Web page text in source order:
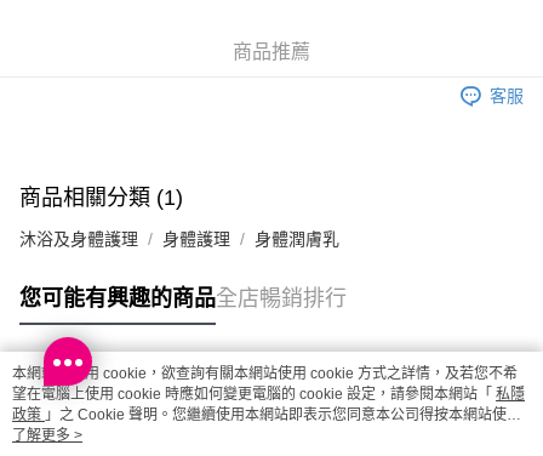
每筆HK$65.00，滿HK$300.00或以上免運費
(香港門市) 只顯示可選門市。確認發貨後2-5個工作天到店，3天內
(澳門門市) 只顯示可選門市。確認發貨後2-5個工作天到店，3天內
每筆HK$20.00，滿HK$100.00或以上免運費
澳門地區配送 - 確認發貨後1-4個工作天送達
商品推薦
客服
商品相關分類 (1)
沐浴及身體護理 身體護理 身體潤膚乳
您可能有興趣的商品全店暢銷排行
熱門標籤
熱銷排行
本網站中使用 cookie，欲查詢有關本網站使用 cookie 方式之詳情，及若您不希
望在電腦上使用 cookie 時應如何變更電腦的 cookie 設定，請參閱本網站「 私隱
政策 」之 Cookie 聲明。您繼續使用本網站即表示您同意本公司得按本網站使用
條款之 Cookie 聲明使用 cookie。
了解更多 >